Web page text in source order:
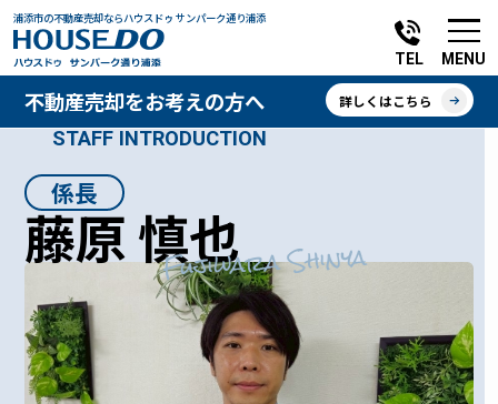
浦添市の不動産売却ならハウスドゥ サンパーク通り浦添
TEL
不動産売却をお考えの方へ 詳しくはこちら
MENU
STAFF INTRODUCTION
係長
藤原 慎也Fujiwara Shinya